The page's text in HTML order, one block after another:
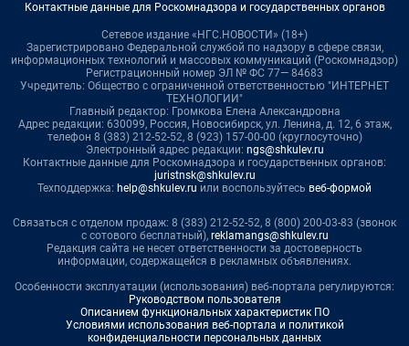
Контактные данные для Роскомнадзора и государственных органов
Сетевое издание «НГС.НОВОСТИ» (18+)
Зарегистрировано Федеральной службой по надзору в сфере связи,
информационных технологий и массовых коммуникаций (Роскомнадзор)
Регистрационный номер ЭЛ № ФС 77— 84683
Учредитель: Общество с ограниченной ответственностью "ИНТЕРНЕТ
ТЕХНОЛОГИИ"
Главный редактор: Громкова Елена Александровна
Адрес редакции: 630099, Россия, Новосибирск, ул. Ленина, д. 12, 6 этаж,
телефон 8 (383) 212-52-52, 8 (923) 157-00-00 (круглосуточно)
Электронный адрес редакции: ngs@shkulev.ru
Контактные данные для Роскомнадзора и государственных органов:
juristnsk@shkulev.ru
Техподдержка: help@shkulev.ru или воспользуйтесь веб-формой
Связаться с отделом продаж: 8 (383) 212-52-52, 8 (800) 200-03-83 (звонок
с сотового бесплатный), reklamangs@shkulev.ru
Редакция сайта не несет ответственности за достоверность
информации, содержащейся в рекламных объявлениях.
Особенности эксплуатации (использования) веб-портала регулируются:
Руководством пользователя
Описанием функциональных характеристик ПО
Условиями использования веб-портала и политикой
конфиденциальности персональных данных